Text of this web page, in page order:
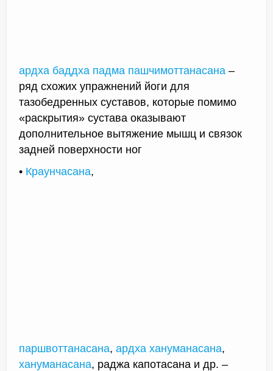
ардха баддха падма пашчимоттанасана –
ряд схожих упражнений йоги для
тазобедренных суставов, которые помимо
«раскрытия» сустава оказывают
дополнительное вытяжение мышц и связок
задней поверхности ног
• Краунчасана,
паршвоттанасана, ардха хануманасана,
хануманасана, раджа капотасана и др. –